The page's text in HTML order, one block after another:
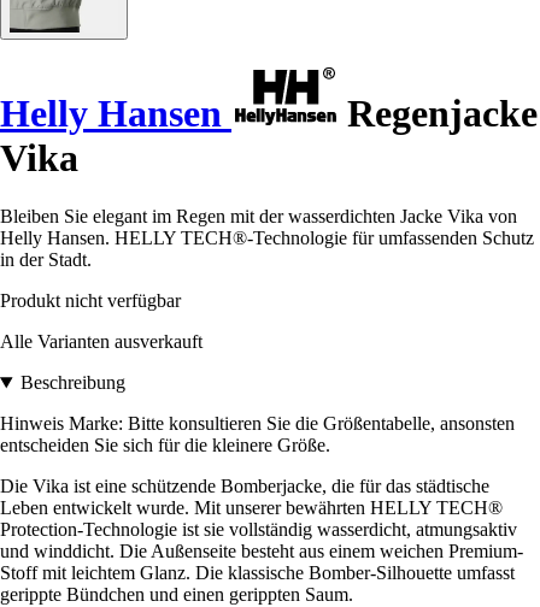
Helly Hansen
Regenjacke
Vika
Bleiben Sie elegant im Regen mit der wasserdichten Jacke Vika von
Helly Hansen. HELLY TECH®-Technologie für umfassenden Schutz
in der Stadt.
Produkt nicht verfügbar
Alle Varianten ausverkauft
Beschreibung
Hinweis Marke: Bitte konsultieren Sie die Größentabelle, ansonsten
entscheiden Sie sich für die kleinere Größe.
Die Vika ist eine schützende Bomberjacke, die für das städtische
Leben entwickelt wurde. Mit unserer bewährten HELLY TECH®
Protection-Technologie ist sie vollständig wasserdicht, atmungsaktiv
und winddicht. Die Außenseite besteht aus einem weichen Premium-
Stoff mit leichtem Glanz. Die klassische Bomber-Silhouette umfasst
gerippte Bündchen und einen gerippten Saum.